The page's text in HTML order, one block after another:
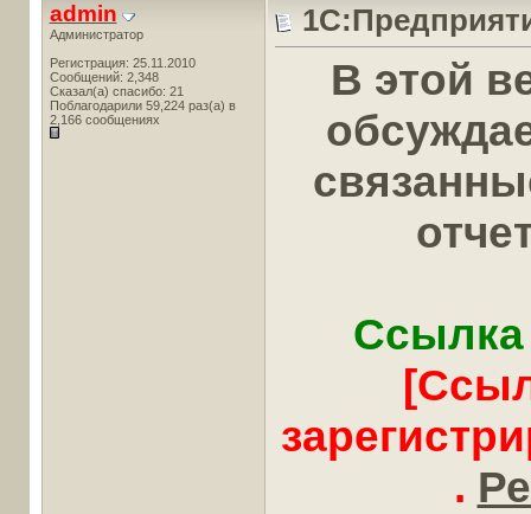
admin
Администратор
Регистрация: 25.11.2010
Сообщений: 2,348
Сказал(а) спасибо: 21
Поблагодарили 59,224 раз(а) в
2,166 сообщениях
В этой
Ссылка
.